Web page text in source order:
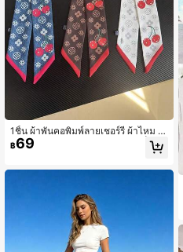
1ชิ้น ผ้าพันคอพิมพ์ลายเชอร์รี่ ผ้าไหม ผ้
าพันคอสำหรับผู้หญิง สามารถใช้เป็นผ้า
คาดผม อุปกรณ์เสริมผม จับคู่กับกระเป๋า
฿69